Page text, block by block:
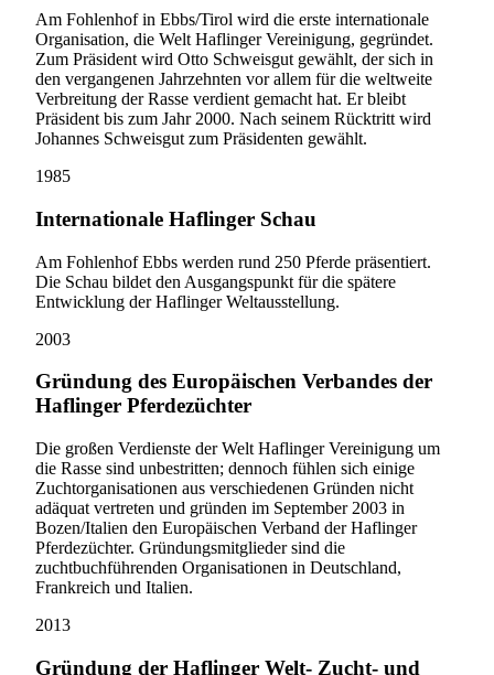
Am Fohlenhof in Ebbs/Tirol wird die erste internationale
Organisation, die Welt Haflinger Vereinigung, gegründet.
Zum Präsident wird Otto Schweisgut gewählt, der sich in
den vergangenen Jahrzehnten vor allem für die weltweite
Verbreitung der Rasse verdient gemacht hat. Er bleibt
Präsident bis zum Jahr 2000. Nach seinem Rücktritt wird
Johannes Schweisgut zum Präsidenten gewählt.
1985
Internationale Haflinger Schau
Am Fohlenhof Ebbs werden rund 250 Pferde präsentiert.
Die Schau bildet den Ausgangspunkt für die spätere
Entwicklung der Haflinger Weltausstellung.
2003
Gründung des Europäischen Verbandes der
Haflinger Pferdezüchter
Die großen Verdienste der Welt Haflinger Vereinigung um
die Rasse sind unbestritten; dennoch fühlen sich einige
Zuchtorganisationen aus verschiedenen Gründen nicht
adäquat vertreten und gründen im September 2003 in
Bozen/Italien den Europäischen Verband der Haflinger
Pferdezüchter. Gründungsmitglieder sind die
zuchtbuchführenden Organisationen in Deutschland,
Frankreich und Italien.
2013
Gründung der Haflinger Welt- Zucht- und